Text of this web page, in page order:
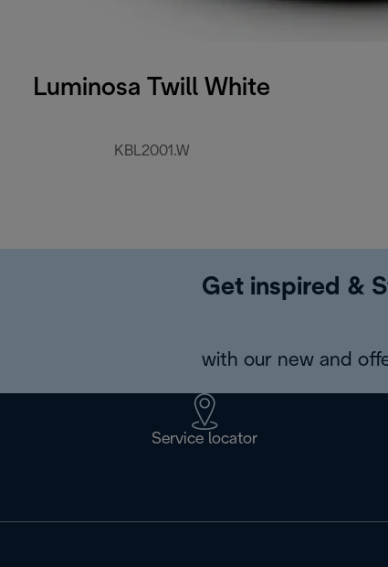
Luminosa Twill White
KBL2001.W
Get inspired &
with our new and
Service locator